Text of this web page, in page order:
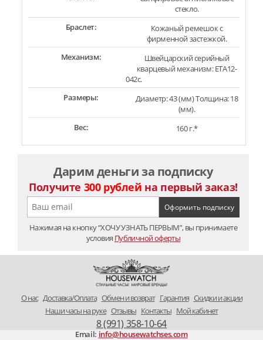
стекло.
Браслет:
Кожаный ремешок с
фирменной застежкой.
Механизм:
Швейцарский серийный
кварцевый механизм: ETA12-
042c.
Размеры:
Диаметр: 43 (мм) Толщина: 18
(мм).
Вес:
160 г.*
Дарим деньги за подписку
Получите 300 рублей на первый заказ!
Нажимая на кнопку “ХОЧУ УЗНАТЬ ПЕРВЫМ”, вы принимаете
условия Публичной оферты
O нас Доставка/Оплата Обмен и возврат Гарантия Скидки и акции
Наши часы на руке Отзывы Контакты Мой кабинет
8 (991) 358-10-64
Email: info@housewatchses.com